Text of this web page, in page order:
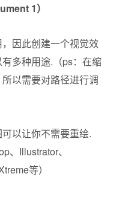
1）
因此创建一个视觉效
多种用途.（ps：在缩
以需要对路径进行调
以让你不需要重绘.
、Illustrator、
等）